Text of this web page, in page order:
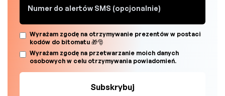
Wyrażam zgodę na otrzymywanie prezentów w postaci
kodów do bitomatu 🎁🎅
Wyrażam zgodę na przetwarzanie moich danych
osobowych w celu otrzymywania powiadomień.